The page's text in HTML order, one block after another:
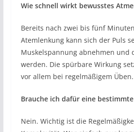
Wie schnell wirkt bewusstes
Bereits nach zwei bis fünf
Atemlenkung kann sich der Puls
Muskelspannung abnehmen und
werden. Die spürbare Wirkung
vor allem bei regelmäßigem Üben.
Brauche ich dafür eine bestimmte
Nein. Wichtig ist die